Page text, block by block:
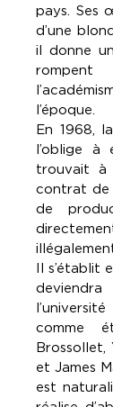
pays. Ses
d’une
il donne
l’époque.
En 1968,
l’oblige à
trouvait à
contrat de
de
Il s’établit
comme
Brossollet,
et James
est